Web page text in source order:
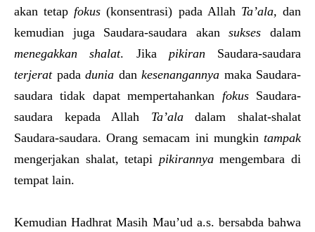
akan tetap fokus (konsentrasi) pada Allah Ta’ala, dan
kemudian juga Saudara-saudara akansukses dalam
menegakkan shalat. Jika pikiran Saudara-saudara
terjeratpada dunia dan kesenangannya maka Saudara-
saudara tidak dapat mempertahankan fokusSaudara-
saudara kepada Allah Ta’aladalam shalat-shalat
Saudara-saudara. Orang semacam ini mungkin tampak
mengerjakan shalat, tetapi pikirannyamengembara di
tempat lain.
Kemudian Hadhrat Masih Mau’ud a.s. bersabda bahwa